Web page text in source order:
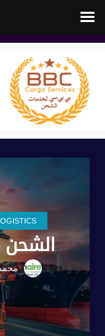
00971545678110
الشحن